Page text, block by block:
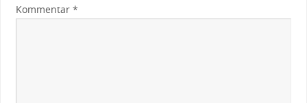
Kommentar *